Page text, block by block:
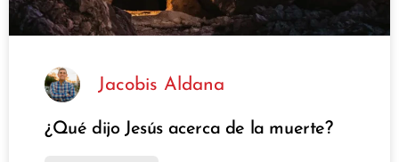
Jacobis Aldana
¿Qué dijo Jesús acerca de la muerte?